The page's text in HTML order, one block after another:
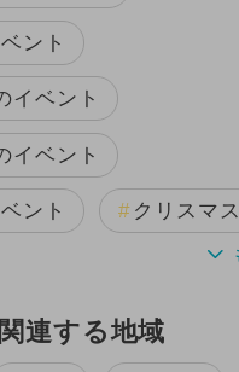
ント
イベント
イベント
ント クリスマス
連する地域